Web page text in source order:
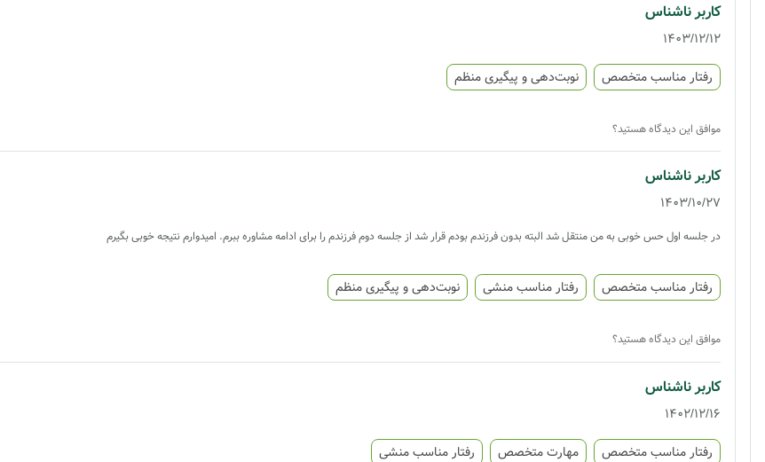
کاربر ناشناس
1403/12/12
رفتار مناسب متخصص
نوبت‌دهی و پیگیری منظم
موافق این دیدگاه هستید؟
کاربر ناشناس
1403/10/27
در جلسه اول حس خوبی به من منتقل شد البته بدون فرزندم بودم قرار شد از جلسه دوم فرزندم را برای ادامه مشاوره ببرم. امیدوارم نتیجه خوبی بگیرم
رفتار مناسب متخصص رفتار مناسب منشی نوبت‌دهی و پیگیری منظم
موافق این دیدگاه هستید؟
کاربر ناشناس
1402/12/16
رفتار مناسب متخصص
مهارت متخصص رفتار مناسب منشی